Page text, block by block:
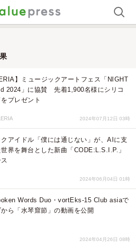
】ミュージックアートフェス「NIGHT
2024」に協賛 先着1,900名様にシリコ
プレゼント
2024年07月12日 03時
アイドル「僕には通じない」が、AIに支
界を舞台とした新曲「CODE:L.S.I.P.」
2024年06月04日 01時
Words Duo・vortEks-15 Club asiaで
ら「水琴窟節」の動画を公開
2024年04月26日 08時